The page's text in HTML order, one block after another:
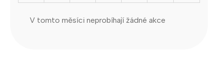
V tomto měsíci neprobíhají žádné akce